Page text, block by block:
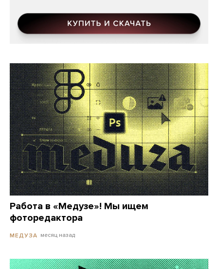
Работа в «Медузе»! Мы ищем
фоторедактора
МЕДУЗА месяц назад